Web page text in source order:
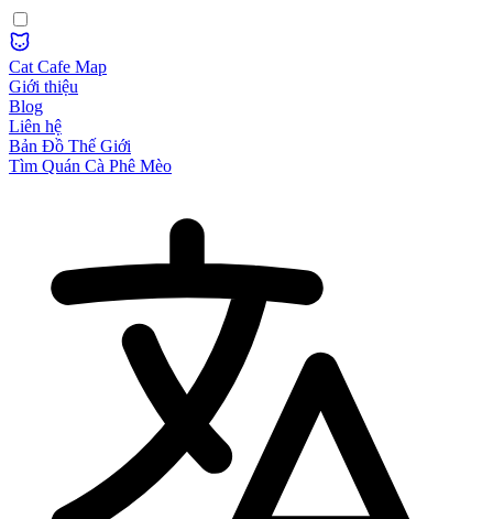
Cat Cafe Map
Giới thiệu
Blog
Liên hệ
Bản Đồ Thế Giới
Tìm Quán Cà Phê Mèo